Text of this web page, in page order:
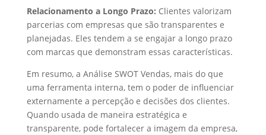
Relacionamento a Longo Prazo: Clientes valorizam
parcerias com empresas que são transparentes e
planejadas. Eles tendem a se engajar a longo prazo
com marcas que demonstram essas características.
Em resumo, a Análise SWOT Vendas, mais do que
uma ferramenta interna, tem o poder de influenciar
externamente a percepção e decisões dos clientes.
Quando usada de maneira estratégica e
transparente, pode fortalecer a imagem da empresa,